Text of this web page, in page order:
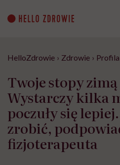
content
HelloZdrowie › Zdrowie ›
Twoje stopy
Wystarczy kilka
poczuły się
zrobić,
fizjoterapeuta